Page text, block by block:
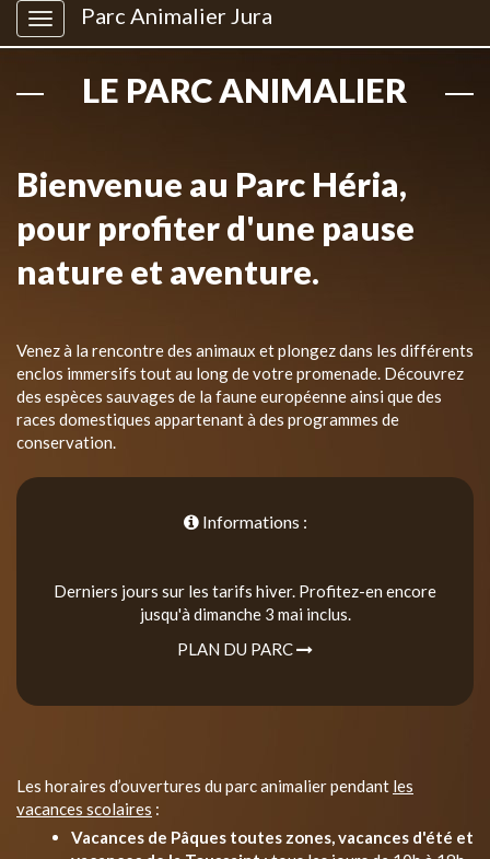
Parc Animalier Jura
LE PARC ANIMALIER
Bienvenue au Parc Héria,
pour profiter d'une pause
nature et aventure.
Venez à la rencontre des animaux et plongez dans les différents
enclos immersifs tout au long de votre promenade. Découvrez
des espèces sauvages de la faune européenne ainsi que des
races domestiques appartenant à des programmes de
conservation.
Informations :
Derniers jours sur les tarifs hiver. Profitez-en encore
jusqu'à dimanche 3 mai inclus.
PLAN DU PARC
Les horaires d’ouvertures du parc animalier pendant les
vacances scolaires :
Vacances de Pâques toutes zones, vacances d'été et